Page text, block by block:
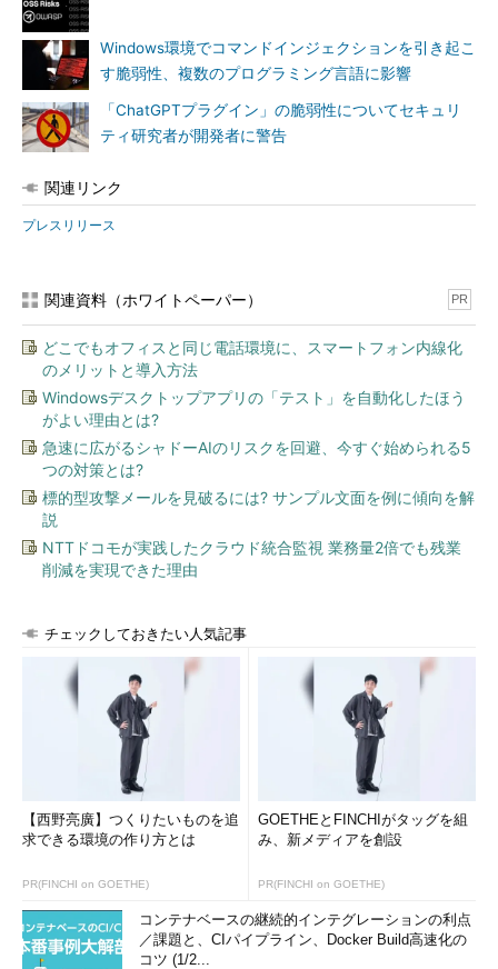
Windows環境でコマンドインジェクションを引き起こ
す脆弱性、複数のプログラミング言語に影響
「ChatGPTプラグイン」の脆弱性についてセキュリ
ティ研究者が開発者に警告
関連リンク
プレスリリース
関連資料（ホワイトペーパー） PR
どこでもオフィスと同じ電話環境に、スマートフォン内線化
のメリットと導入方法
Windowsデスクトップアプリの「テスト」を自動化したほう
がよい理由とは?
急速に広がるシャドーAIのリスクを回避、今すぐ始められる5
つの対策とは?
標的型攻撃メールを見破るには? サンプル文面を例に傾向を解
説
NTTドコモが実践したクラウド統合監視 業務量2倍でも残業
削減を実現できた理由
チェックしておきたい人気記事
【西野亮廣】つくりたいものを追
求できる環境の作り方とは
PR(FINCHI on GOETHE)
GOETHEとFINCHIがタッグを組
み、新メディアを創設
PR(FINCHI on GOETHE)
コンテナベースの継続的インテグレーションの利点
／課題と、CIパイプライン、Docker Build高速化の
コツ (1/2...